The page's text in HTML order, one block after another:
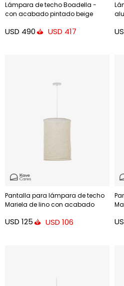
Lámpara de techo Boadella -
con acabado pintado beige
USD 490 USD 417
Pantalla para lámpara de techo
Mariela de lino con acabado
USD 125 USD 106